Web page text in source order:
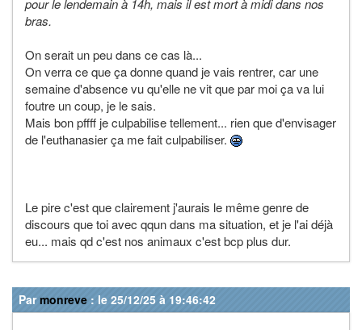
bras.
On serait un peu dans ce cas là...
On verra ce que ça donne quand je vais rentrer, car une
semaine d'absence vu qu'elle ne vit que par moi ça va lui
foutre un coup, je le sais.
Mais bon pffff je culpabilise tellement... rien que d'envisager
de l'euthanasier ça me fait culpabiliser.
Le pire c'est que clairement j'aurais le même genre de
discours que toi avec qqun dans ma situation, et je l'ai déjà
eu... mais qd c'est nos animaux c'est bcp plus dur.
Parmonreve : le 25/12/25 à 19:46:42